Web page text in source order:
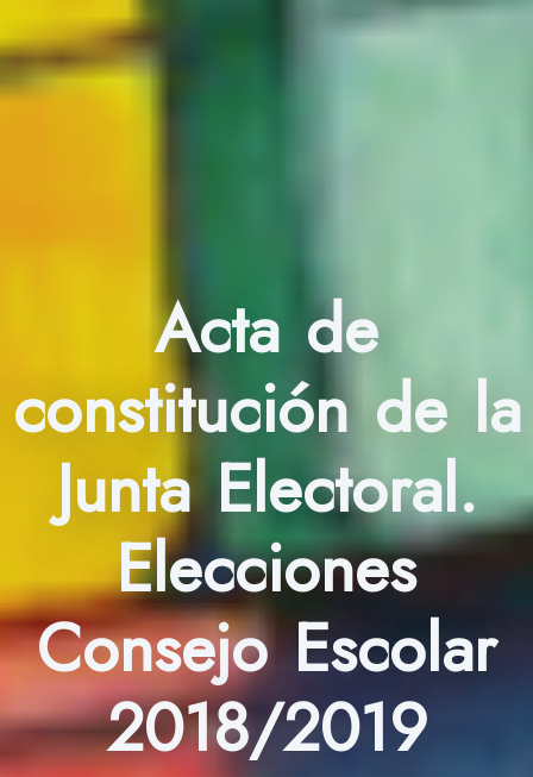
Acta de
constitución de la
Junta Electoral.
Elecciones
Consejo Escolar
2018/2019